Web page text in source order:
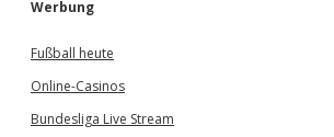
Werbung
Fußball heute
Online-Casinos
Bundesliga Live Stream